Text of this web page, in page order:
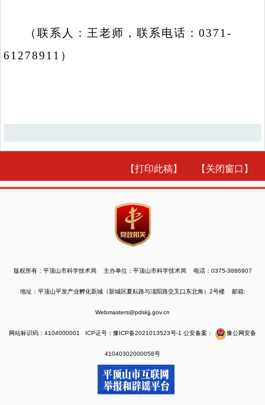
（联系人：王老师，联系电话：0371-
61278911）
【打印此稿】 【关闭窗口】
版权所有：平顶山市科学技术局 主办单位：平顶山市科学技术局 电话：0375-3886907
地址：平顶山平发产业孵化新城（新城区夏耘路与滍阳路交叉口东北角）2号楼 邮箱:
Webmasters@pdskjj.gov.cn
网站标识码：4104000001 ICP证号：豫ICP备2021013523号-1 公安备案： 豫公网安备
41040302000058号